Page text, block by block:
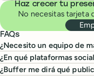
Haz crecer tu
No necesitas tarjeta
FAQs
¿Necesito un equipo de
¿En qué plataformas
¿Buffer me dirá qué